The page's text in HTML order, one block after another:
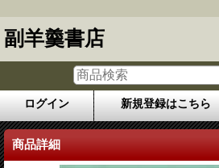
副羊羹書店
ログイン 新規登録はこちら
商品詳細